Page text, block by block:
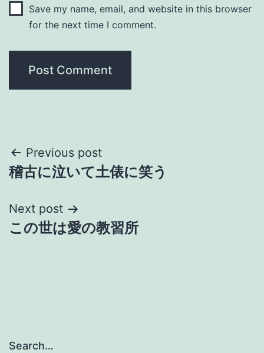
Save my name, email, and website in this browser
for the next time I comment.
Post
navigation
Previous post
稽古に泣いて土俵に笑う
Next post
この世は愛の教習所
Search…